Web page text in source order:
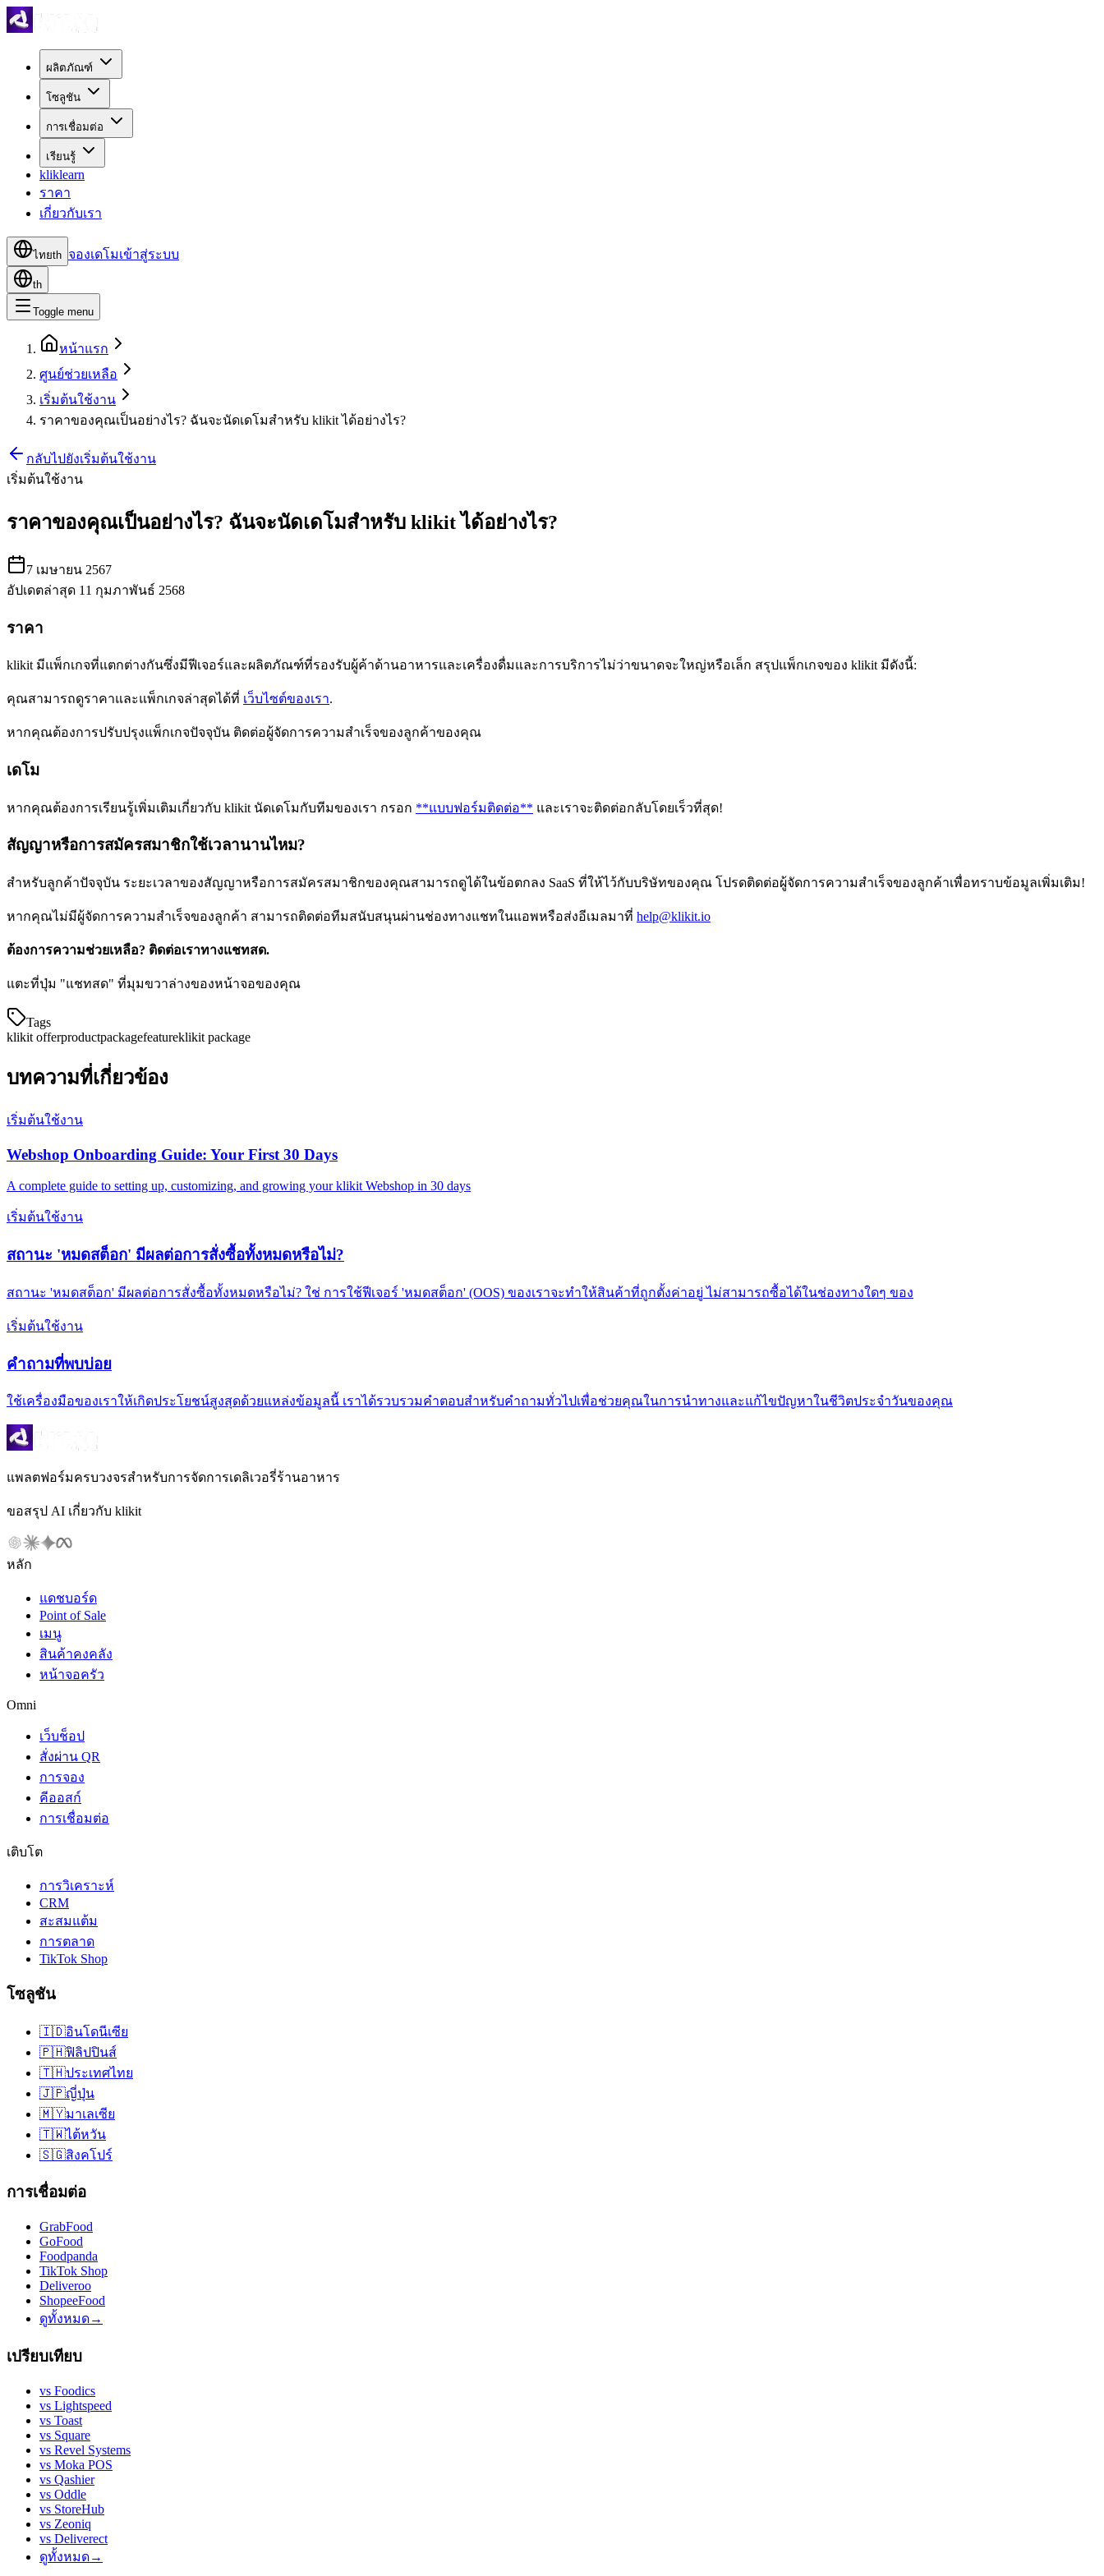
ผลิตภัณฑ์
โซลูชัน
การเชื่อมต่อ
เรียนรู้
kliklearn
ราคา
เกี่ยวกับเรา
ไทยth จองเดโมเข้าสู่ระบบ
th
Toggle menu
หน้าแรก
ศูนย์ช่วยเหลือ
เริ่มต้นใช้งาน
ราคาของคุณเป็นอย่างไร? ฉันจะนัดเดโมสำหรับ klikit ได้อย่างไร?
กลับไปยังเริ่มต้นใช้งาน
เริ่มต้นใช้งาน
ราคาของคุณเป็นอย่างไร? ฉันจะนัดเดโมสำหรับ klikit ได้อย่างไร?
7 เมษายน 2567
อัปเดตล่าสุด 11 กุมภาพันธ์ 2568
ราคา
klikit มีแพ็กเกจที่แตกต่างกันซึ่งมีฟีเจอร์และผลิตภัณฑ์ที่รองรับผู้ค้าด้านอาหารและเครื่องดื่มและการบริการไม่ว่าขนาดจะใหญ่หรือเล็ก สรุปแพ็กเกจของ klikit มีดังนี้:
คุณสามารถดูราคาและแพ็กเกจล่าสุดได้ที่ เว็บไซต์ของเรา.
หากคุณต้องการปรับปรุงแพ็กเกจปัจจุบัน ติดต่อผู้จัดการความสำเร็จของลูกค้าของคุณ
เดโม
หากคุณต้องการเรียนรู้เพิ่มเติมเกี่ยวกับ klikit นัดเดโมกับทีมของเรา กรอก **แบบฟอร์มติดต่อ** และเราจะติดต่อกลับโดยเร็วที่สุด!
สัญญาหรือการสมัครสมาชิกใช้เวลานานไหม?
สำหรับลูกค้าปัจจุบัน ระยะเวลาของสัญญาหรือการสมัครสมาชิกของคุณสามารถดูได้ในข้อตกลง SaaS ที่ให้ไว้กับบริษัทของคุณ โปรดติดต่อผู้จัดการความสำเร็จของลูกค้าเพื่อทราบข้อมูลเพิ่มเติม!
หากคุณไม่มีผู้จัดการความสำเร็จของลูกค้า สามารถติดต่อทีมสนับสนุนผ่านช่องทางแชทในแอพหรือส่งอีเมลมาที่ help@klikit.io
ต้องการความช่วยเหลือ? ติดต่อเราทางแชทสด.
แตะที่ปุ่ม "แชทสด" ที่มุมขวาล่างของหน้าจอของคุณ
Tags
klikit offerproductpackagefeatureklikit package
บทความที่เกี่ยวข้อง
เริ่มต้นใช้งาน
Webshop Onboarding Guide: Your First 30 Days
A complete guide to setting up, customizing, and growing your klikit Webshop in 30 days
เริ่มต้นใช้งาน
สถานะ 'หมดสต็อก' มีผลต่อการสั่งซื้อทั้งหมดหรือไม่?
สถานะ 'หมดสต็อก' มีผลต่อการสั่งซื้อทั้งหมดหรือไม่? ใช่ การใช้ฟีเจอร์ 'หมดสต็อก' (OOS) ของเราจะทำให้สินค้าที่ถูกตั้งค่าอยู่ ไม่สามารถซื้อได้ในช่องทางใดๆ ของ
เริ่มต้นใช้งาน
คำถามที่พบบ่อย
ใช้เครื่องมือของเราให้เกิดประโยชน์สูงสุดด้วยแหล่งข้อมูลนี้ เราได้รวบรวมคำตอบสำหรับคำถามทั่วไปเพื่อช่วยคุณในการนำทางและแก้ไขปัญหาในชีวิตประจำวันของคุณ
แพลตฟอร์มครบวงจรสำหรับการจัดการเดลิเวอรี่ร้านอาหาร
ขอสรุป AI เกี่ยวกับ klikit
หลัก
แดชบอร์ด
Point of Sale
เมนู
สินค้าคงคลัง
หน้าจอครัว
Omni
เว็บช็อป
สั่งผ่าน QR
การจอง
คีออสก์
การเชื่อมต่อ
เติบโต
การวิเคราะห์
CRM
สะสมแต้ม
การตลาด
TikTok Shop
โซลูชัน
🇮🇩อินโดนีเซีย
🇵🇭ฟิลิปปินส์
🇹🇭ประเทศไทย
🇯🇵ญี่ปุ่น
🇲🇾มาเลเซีย
🇹🇼ไต้หวัน
🇸🇬สิงคโปร์
การเชื่อมต่อ
GrabFood
GoFood
Foodpanda
TikTok Shop
Deliveroo
ShopeeFood
ดูทั้งหมด→
เปรียบเทียบ
vs Foodics
vs Lightspeed
vs Toast
vs Square
vs Revel Systems
vs Moka POS
vs Qashier
vs Oddle
vs StoreHub
vs Zeoniq
vs Deliverect
ดูทั้งหมด→